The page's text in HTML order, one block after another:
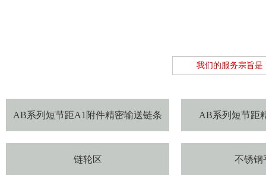
我们的服务宗旨是
AB系列短节距A1附件精密输送链条 AB系列短节距
链轮区 不锈钢